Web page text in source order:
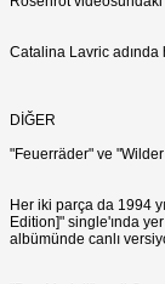
Catalina Lavric adında
DİĞER
"Feuerräder" ve
Her iki parça da 1994
Edition]" single'ında
albümünde canlı